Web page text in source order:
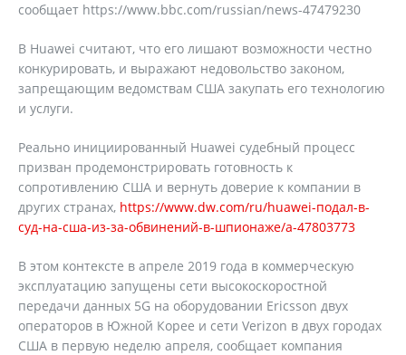
сообщает https://www.bbc.com/russian/news-47479230
В Huawei считают, что его лишают возможности честно
конкурировать, и выражают недовольство законом,
запрещающим ведомствам США закупать его технологию
и услуги.
Реально инициированный Huawei судебный процесс
призван продемонстрировать готовность к
сопротивлению США и вернуть доверие к компании в
других странах, https://www.dw.com/ru/huawei-подал-в-
суд-на-сша-из-за-обвинений-в-шпионаже/a-47803773
В этом контексте в апреле 2019 года в коммерческую
эксплуатацию запущены сети высокоскоростной
передачи данных 5G на оборудовании Ericsson двух
операторов в Южной Корее и сети Verizon в двух городах
США в первую неделю апреля, сообщает компания